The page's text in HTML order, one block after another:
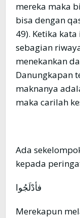
mereka maka
bisa dengan
49). Ketika
sebagian
menekankan
Danungkapan
maknanya
maka carilah
Ada
kepada
فأدْلَجُوا
Merekapun